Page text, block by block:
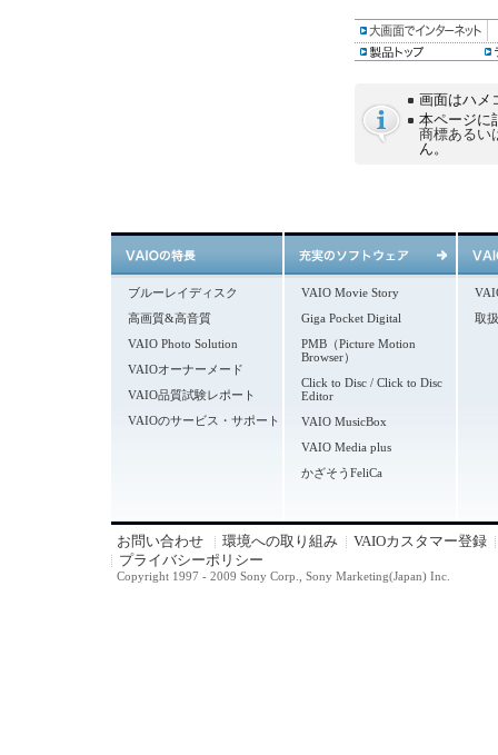
画面はハメ
本ページに
商標あるい
ん。
ブルーレイディスク
高画質&高音質
VAIO Photo Solution
VAIOオーナーメード
VAIO品質試験レポート
VAIOのサービス・サポート
VAIO Movie Story
Giga Pocket Digital
PMB（Picture Motion
Browser）
Click to Disc / Click to Disc
Editor
VAIO MusicBox
VAIO Media plus
かざそうFeliCa
取
お問い合わせ 環境への取り組み
VAIOカスタマー登録
プライバシーポリシー
Copyright 1997 - 2009 Sony Corp., Sony Marketing(Japan) Inc.